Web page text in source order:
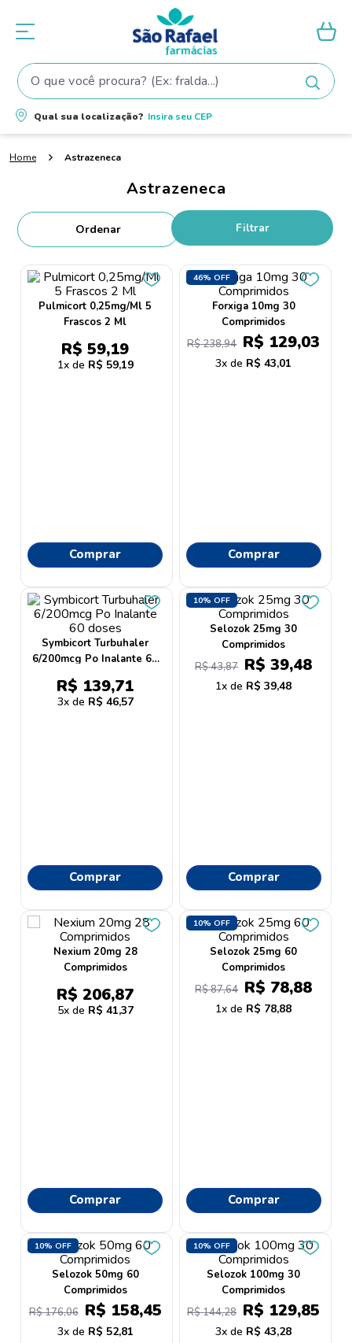
O que você procura? (Ex: fralda...)
Qual sua localização? Insira seu CEP
Astrazeneca
Astrazeneca
Filtrar
Pulmicort 0,25mg/Ml 5
Frascos 2 Ml
R$ 59,19
1 R$ 59,19
Comprar
46% OFF
Forxiga 10mg 30
Comprimidos
R$238,94 R$ 129,03
3 R$ 43,01
Comprar
Symbicort Turbuhaler
6/200mcg Po Inalante 60
R$ 139,71
3 R$ 46,57
Comprar
10% OFF
Selozok 25mg 30
Comprimidos
R$43,87 R$ 39,48
1 R$ 39,48
Comprar
Nexium 20mg 28
Comprimidos
R$ 206,87
5 R$ 41,37
Comprar
10% OFF
Selozok 25mg 60
Comprimidos
R$87,64 R$ 78,88
1 R$ 78,88
Comprar
10% OFF
Selozok 50mg 60
Comprimidos
R$176,06 R$ 158,45
3 R$ 52,81
10% OFF
Selozok 100mg 30
Comprimidos
R$144,28 R$ 129,85
3 R$ 43,28
Termos mais buscados
1º fralda
2 shampoo
5º tintura cabelo
6 º elseve
7º fralda pampers
proge
esmalte